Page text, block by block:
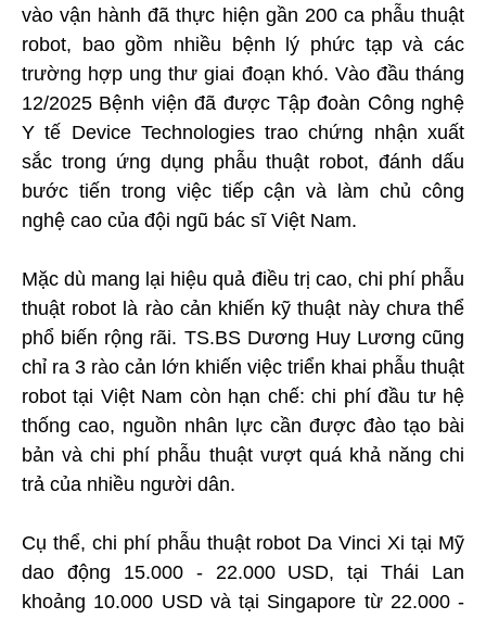
vào vận hành đã thực hiện gần 200 ca phẫu thuật
robot, bao gồm nhiều bệnh lý phức tạp và các
trường hợp ung thư giai đoạn khó. Vào đầu tháng
12/2025 Bệnh viện đã được Tập đoàn Công nghệ
Y tế Device Technologies trao chứng nhận xuất
sắc trong ứng dụng phẫu thuật robot, đánh dấu
bước tiến trong việc tiếp cận và làm chủ công
nghệ cao của đội ngũ bác sĩ Việt Nam.
Mặc dù mang lại hiệu quả điều trị cao, chi phí phẫu
thuật robot là rào cản khiến kỹ thuật này chưa thể
phổ biến rộng rãi. TS.BS Dương Huy Lương cũng
chỉ ra 3 rào cản lớn khiến việc triển khai phẫu thuật
robot tại Việt Nam còn hạn chế: chi phí đầu tư hệ
thống cao, nguồn nhân lực cần được đào tạo bài
bản và chi phí phẫu thuật vượt quá khả năng chi
trả của nhiều người dân.
Cụ thể, chi phí phẫu thuật robot Da Vinci Xi tại Mỹ
dao động 15.000 - 22.000 USD, tại Thái Lan
khoảng 10.000 USD và tại Singapore từ 22.000 -